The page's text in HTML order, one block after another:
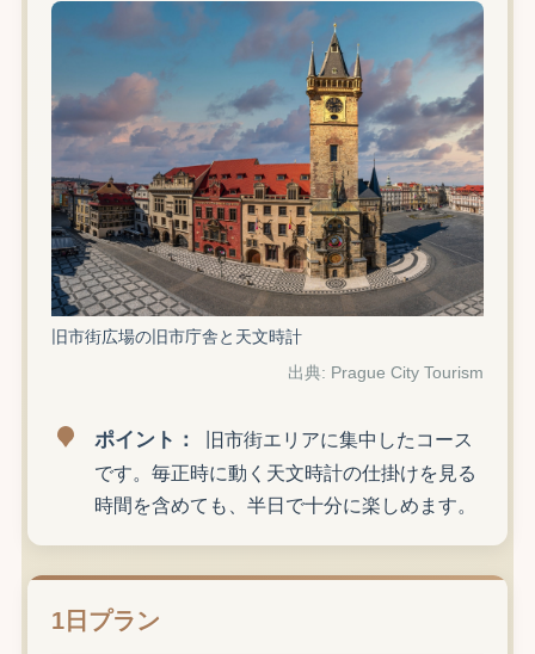
旧市街広場の旧市庁舎と天文時計
出典: Prague City Tourism
ポイント：
旧市街エリアに集中したコース
です。毎正時に動く天文時計の仕掛けを見る
時間を含めても、半日で十分に楽しめます。
1日プラン